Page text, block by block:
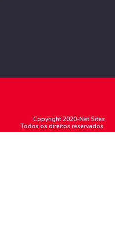
Copyright 2020-Net Sites
Todos os direitos reservados.